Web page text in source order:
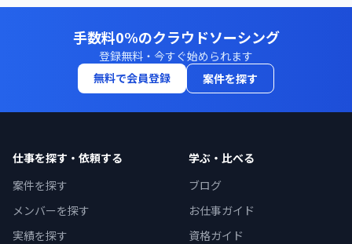
手数料0%のクラウドソーシング
登録無料・今すぐ始められます
無料で会員登録
案件を探す
仕事を探す・依頼する
案件を探す
メンバーを探す
実績を探す
学ぶ・比べる
ブログ
お仕事ガイド
資格ガイド